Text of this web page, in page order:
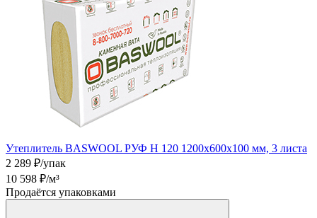
Утеплитель BASWOOL РУФ Н 120 1200х600х100 мм, 3 листа
2 289 ₽/упак
10 598 ₽/м³
Продаётся упаковками